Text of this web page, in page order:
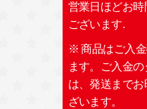
営業日ほどお
ございます.
※ 商品はご入
ます。ご入金
は、発送まで
ざいます。